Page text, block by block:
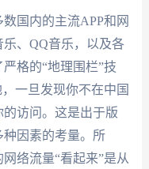
国内的主流APP和网
、QQ音乐，以及各
格的“地理围栏”技
一旦发现你不在中国
访问。这是出于版
因素的考量。所
络流量“看起来”是从